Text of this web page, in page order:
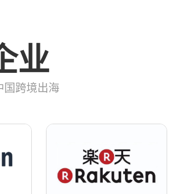
业
国跨境出海